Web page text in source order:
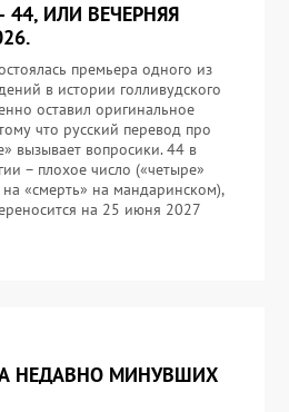
– 44, ИЛИ ВЕЧЕРНЯЯ
премьера одного из
в истории голливудского
оставил оригинальное
что русский перевод про
вызывает вопросики. 44 в
– плохое число («четыре»
«смерть» на мандаринском),
на 25 июня 2027
НЕДАВНО МИНУВШИХ